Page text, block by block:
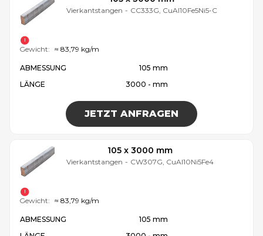
Vierkantstangen - CC333G, CuAl10Fe5Ni5-C
ABMESSUNG
105 mm
LÄNGE
3000 - mm
JETZT ANFRAGEN
Gewicht: ≈ 83,79 kg/m
105 x 3000 mm
Vierkantstangen - CW307G, CuAl10Ni5Fe4
ABMESSUNG
105 mm
Gewicht: ≈ 83,79 kg/m